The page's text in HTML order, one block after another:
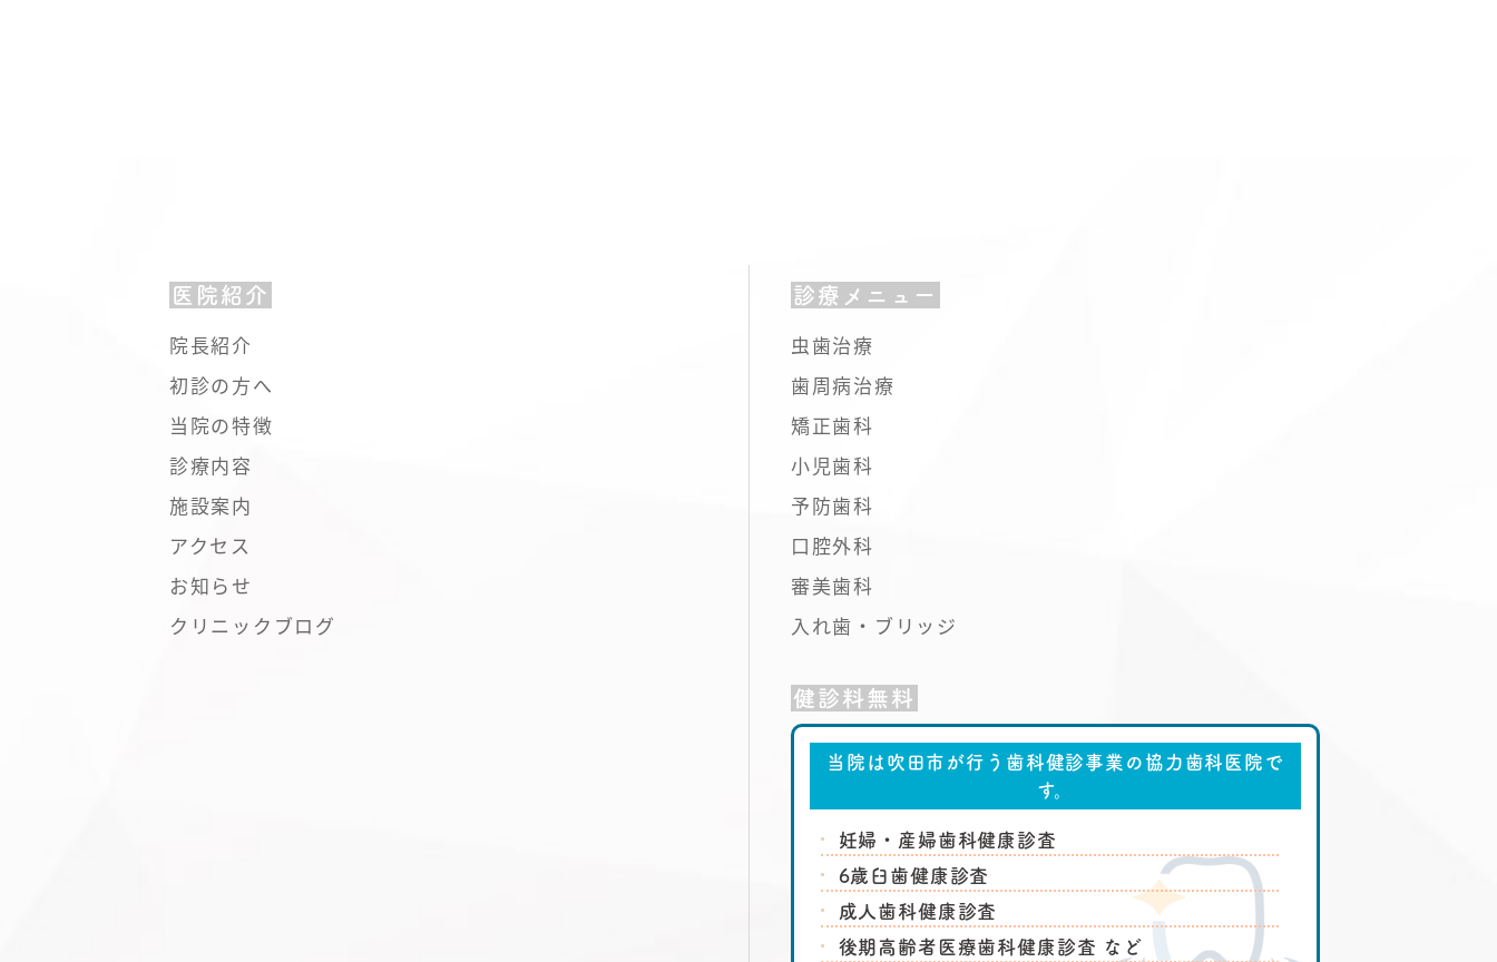
医院紹介
院長紹介
初診の方へ
当院の特徴
診療内容
施設案内
アクセス
お知らせ
クリニックブログ
診療メニュー
虫歯治療
歯周病治療
矯正歯科
小児歯科
予防歯科
口腔外科
審美歯科
入れ歯・ブリッジ
健診料無料
当院は吹田市が行う 歯科健診事業の協力歯科医院で
す。
妊婦・産婦歯科健康診査
6歳臼歯健康診査
成人歯科健康診査
後期高齢者医療歯科健康診査 など